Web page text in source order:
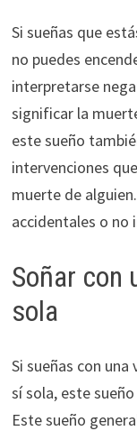
Si sueñas que
no puedes
interpretarse
significar la
este sueño
intervenciones
muerte de
accidentales o no
Soñar con
sola
Si sueñas con
sí sola, este
Este sueño